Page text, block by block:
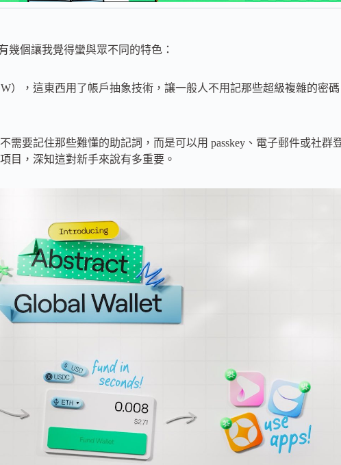
幾個讓我覺得蠻與眾不同的特色：
），這東西用了帳戶抽象技術，讓一般人不用記那些超級複雜的密
需要記住那些難懂的助記詞，而是可以用 passkey、電子郵件或社群
目，深知這對新手來說有多重要。